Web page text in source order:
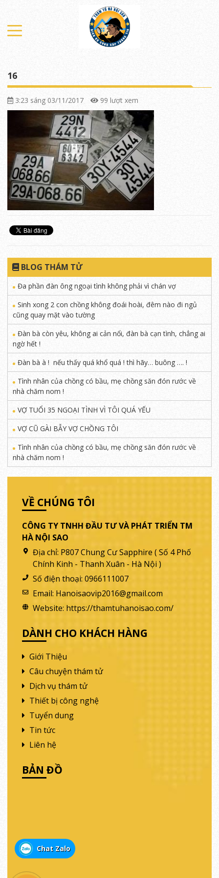
16
3:23 sáng 03/11/2017 99 lượt xem
BLOG THÁM TỬ
Đa phần đàn ông ngoại tình không phải vì chán vợ
Sinh xong 2 con chồng không đoái hoài, đêm nào đi ngủ
cũng quay mặt vào tường
Đàn bà còn yêu, không ai cản nổi, đàn bà cạn tình, chẳng ai
ngờ hết !
Đàn bà à ! nếu thấy quá khổ quá ! thì hãy… buông …. !
Tình nhân của chồng có bầu, mẹ chồng săn đón rước về
nhà chăm nom !
VỢ TUỔI 35 NGOẠI TÌNH VÌ TÔI QUÁ YẾU
VỢ CŨ GÀI BẪY VỢ CHỒNG TÔI
Tình nhân của chồng có bầu, mẹ chồng săn đón rước về
nhà chăm nom !
VỀ CHÚNG TÔI
CÔNG TY TNHH ĐẦU TƯ VÀ PHÁT TRIỂN TM
HÀ NỘI SAO
Địa chỉ: P807 Chung Cư Sapphire ( Số 4 Phố
Chính Kinh - Thanh Xuân - Hà Nội )
Số điện thoại: 0966111007
Email: Hanoisaovip2016@gmail.com
Website: https://thamtuhanoisao.com/
DÀNH CHO KHÁCH HÀNG
Giới Thiệu
Câu chuyện thám tử
Dịch vụ thám tử
Thiết bị công nghệ
Tuyển dung
Tin tức
Liên hệ
BẢN ĐỒ
Chat Zalo